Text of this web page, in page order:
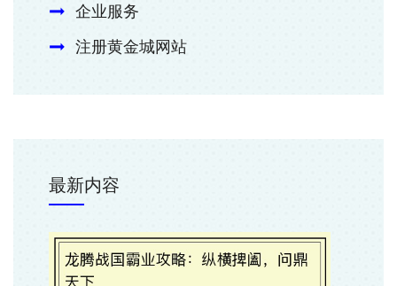
企业服务
注册黄金城网站
最新内容